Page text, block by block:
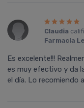
Claudia
Farmacia
Es excelente!!!
es muy efectivo y da
el día. Lo recomiendo